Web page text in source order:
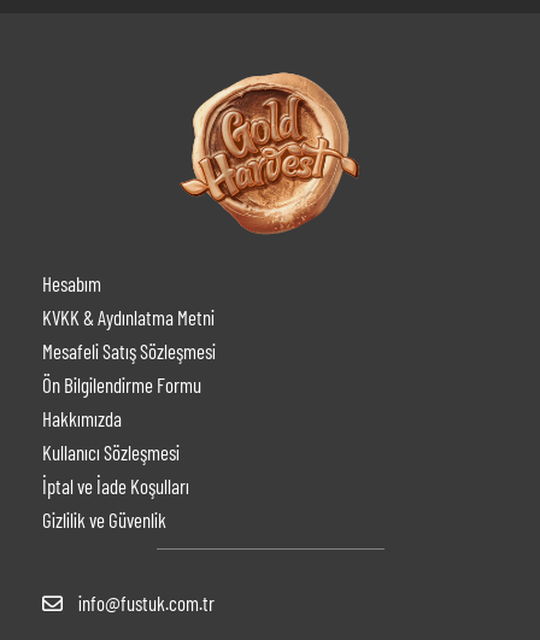
Hesabım
KVKK & Aydınlatma Metni
Mesafeli Satış Sözleşmesi
Ön Bilgilendirme Formu
Hakkımızda
Kullanıcı Sözleşmesi
İptal ve İade Koşulları
Gizlilik ve Güvenlik
info@fustuk.com.tr